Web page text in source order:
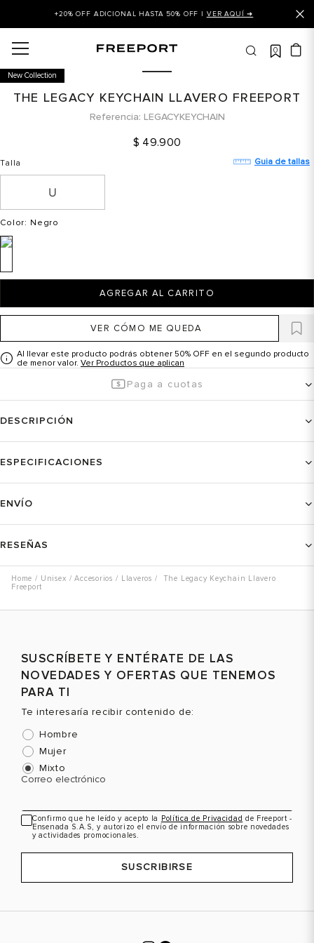
+20% OFF ADICIONAL HASTA 50% OFF | VER AQUÍ ➜
0
New Collection
THE LEGACY KEYCHAIN LLAVERO FREEPORT
Referencia LEGACYKEYCHAIN
$ 49.900
Talla Guia de tallas
Color: Negro
AGREGAR AL CARRITO
VER CÓMO ME QUEDA
Al llevar este producto podrás obtener 50% OFF en el segundo producto
de menor valor. Ver Productos que aplican
Paga a cuotas
DESCRIPCIÓN
ESPECIFICACIONES
ENVÍO
RESEÑAS
Unisex Accesorios Llaveros
The Legacy Keychain Llavero
Freeport
SUSCRÍBETE Y ENTÉRATE DE LAS
NOVEDADES Y OFERTAS QUE TENEMOS
PARA TI
Te interesaría recibir contenido de:
Hombre
Mujer
Mixto
Correo electrónico
Confirmo que he leído y acepto la Política de Privacidad de Freeport -
Ensenada S.A.S, y autorizo el envío de información sobre novedades
y actividades promocionales.
SUSCRIBIRSE
balance
balance 574
mujer